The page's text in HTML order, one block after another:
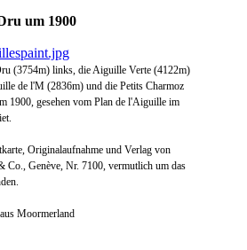
um 1900
(3754m) links, die Aiguille Verte (4122m)
de l'M (2836m) und die Petits Charmoz
1900, gesehen vom Plan de l'Aiguille im
.
Originalaufnahme und Verlag von
Co., Genève, Nr. 7100, vermutlich um das
Moormerland